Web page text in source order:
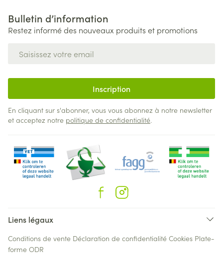
Bulletin d’information
Restez informé des nouveaux produits et promotions
Inscription
En cliquant sur s'abonner, vous vous abonnez à notre newsletter
et acceptez notre politique de confidentialité.
Liens légaux
Conditions de vente Déclaration de confidentialité Cookies Plate-
forme ODR